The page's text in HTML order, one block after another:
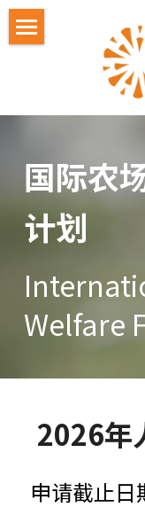
关于动福仕
IFAWF人才计划
2026 嘉宾
学员反馈
活动照片
悼念冯冬梅⼥⼠
国际农
计划
Welfare
2026年
申请截止日